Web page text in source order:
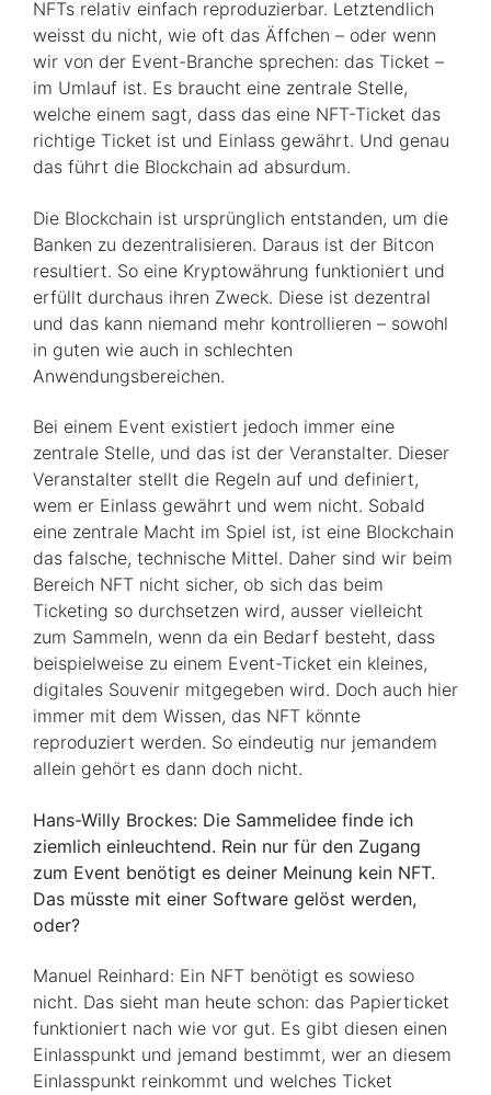
NFTs relativ einfach reproduzierbar. Letztendlich
weisst du nicht, wie oft das Äffchen – oder wenn
wir von der Event-Branche sprechen: das Ticket –
im Umlauf ist. Es braucht eine zentrale Stelle,
welche einem sagt, dass das eine NFT-Ticket das
richtige Ticket ist und Einlass gewährt. Und genau
das führt die Blockchain ad absurdum.
Die Blockchain ist ursprünglich entstanden, um die
Banken zu dezentralisieren. Daraus ist der Bitcon
resultiert. So eine Kryptowährung funktioniert und
erfüllt durchaus ihren Zweck. Diese ist dezentral
und das kann niemand mehr kontrollieren – sowohl
in guten wie auch in schlechten
Anwendungsbereichen.
Bei einem Event existiert jedoch immer eine
zentrale Stelle, und das ist der Veranstalter. Dieser
Veranstalter stellt die Regeln auf und definiert,
wem er Einlass gewährt und wem nicht. Sobald
eine zentrale Macht im Spiel ist, ist eine Blockchain
das falsche, technische Mittel. Daher sind wir beim
Bereich NFT nicht sicher, ob sich das beim
Ticketing so durchsetzen wird, ausser vielleicht
zum Sammeln, wenn da ein Bedarf besteht, dass
beispielweise zu einem Event-Ticket ein kleines,
digitales Souvenir mitgegeben wird. Doch auch hier
immer mit dem Wissen, das NFT könnte
reproduziert werden. So eindeutig nur jemandem
allein gehört es dann doch nicht.
Hans-Willy Brockes: Die Sammelidee finde ich
ziemlich einleuchtend. Rein nur für den Zugang
zum Event benötigt es deiner Meinung kein NFT.
Das müsste mit einer Software gelöst werden,
oder?
Manuel Reinhard: Ein NFT benötigt es sowieso
nicht. Das sieht man heute schon: das Papierticket
funktioniert nach wie vor gut. Es gibt diesen einen
Einlasspunkt und jemand bestimmt, wer an diesem
Einlasspunkt reinkommt und welches Ticket